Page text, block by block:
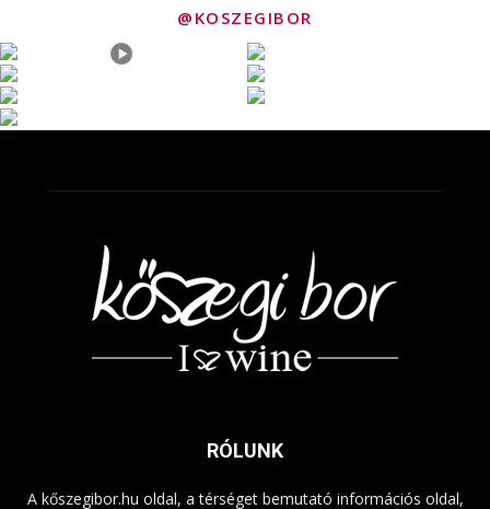
@KOSZEGIBOR
RÓLUNK
A kőszegibor.hu oldal, a térséget bemutató információs oldal,